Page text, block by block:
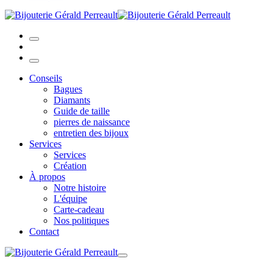
Conseils
Bagues
Diamants
Guide de taille
pierres de naissance
entretien des bijoux
Services
Services
Création
À propos
Notre histoire
L'équipe
Carte-cadeau
Nos politiques
Contact